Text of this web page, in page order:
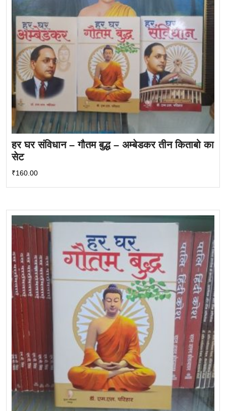
हर घर संविधान – गौतम बुद्ध – अम्बेडकर तीन किताबो का
सेट
₹160.00